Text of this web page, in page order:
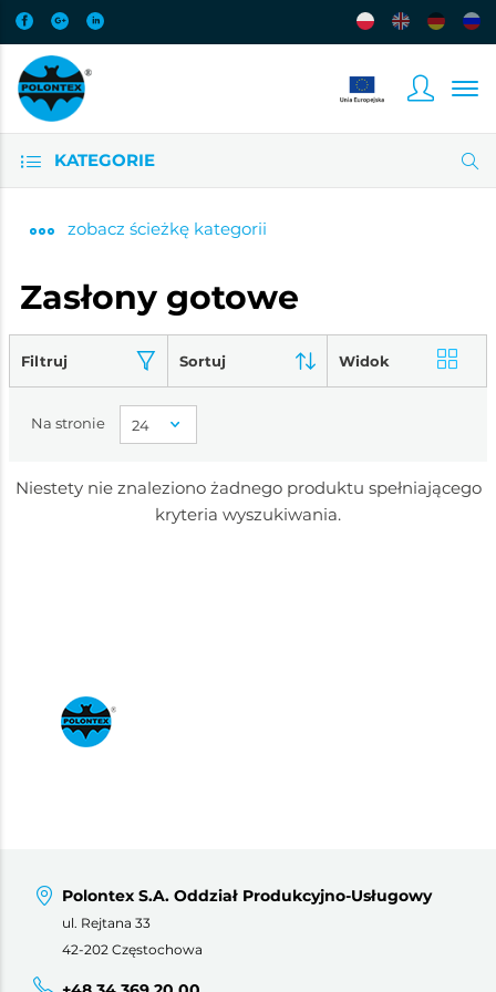
KATEGORIE
zobacz ścieżkę kategorii
Zasłony gotowe
Filtruj Sortuj Widok
Na stronie
Niestety nie znaleziono żadnego produktu spełniającego
kryteria wyszukiwania.
Polontex S.A. Oddział Produkcyjno-Usługowy
ul. Rejtana 33
42-202 Częstochowa